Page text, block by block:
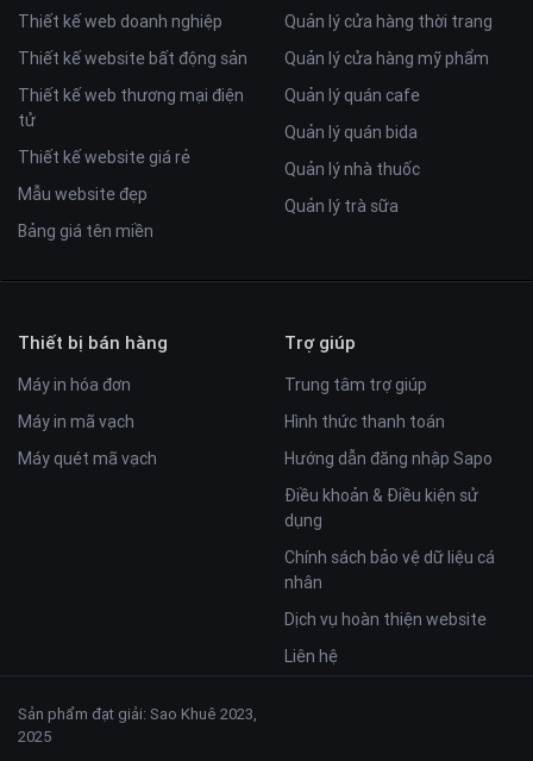
Thiết kế web doanh nghiệp
Thiết kế website bất động sản
Thiết kế web thương mại điện
tử
Thiết kế website giá rẻ
Mẫu website đẹp
Bảng giá tên miền
Quản lý cửa hàng thời trang
Quản lý cửa hàng mỹ phẩm
Quản lý quán cafe
Quản lý quán bida
Quản lý nhà thuốc
Quản lý trà sữa
Thiết bị bán hàng
Máy in hóa đơn
Máy in mã vạch
Máy quét mã vạch
Trợ giúp
Trung tâm trợ giúp
Hình thức thanh toán
Hướng dẫn đăng nhập Sapo
Điều khoản & Điều kiện sử
dụng
Chính sách bảo vệ dữ liệu cá
nhân
Dịch vụ hoàn thiện website
Liên hệ
Sản phẩm đạt giải: Sao Khuê 2023,
2025